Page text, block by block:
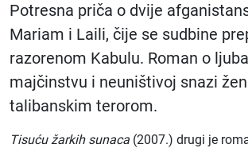
Potresna priča o dvije
Mariam i Laili, čije se sudbine
razorenom Kabulu. Roman o
majčinstvu i neuništivoj snazi
talibanskim terorom.
Tisuću žarkih sunaca (2007.) drugi je